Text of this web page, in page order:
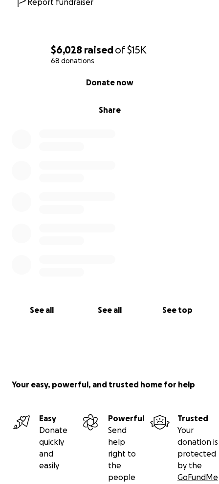
$6,028 raisedof$15K
68 donations
Share
Donate now
See all See all See top
Report fundraiser
Your easy, powerful, and trusted home for help
Easy
Donate
quickly
and
easily
Powerful
Send
help
right to
the
people
Trusted
Your
donation is
protected
by the
GoFundMe